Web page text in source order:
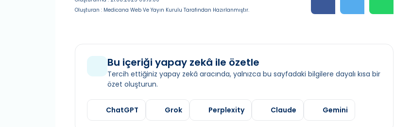
Oluşturan : Medicana Web Ve Yayın Kurulu Tarafından Hazırlanmıştır.
Bu içeriği yapay zekâ ile özetle
Tercih ettiğiniz yapay zekâ aracında, yalnızca bu sayfadaki bilgilere dayalı kısa bir
özet oluşturun.
ChatGPT Grok Perplexity Claude Gemini